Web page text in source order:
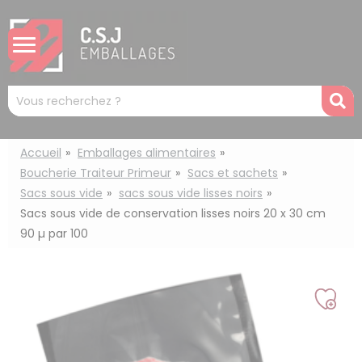
Mots
clés
:
Accueil
Emballages alimentaires
Boucherie Traiteur Primeur
Sacs et sachets
Sacs sous vide
sacs sous vide lisses noirs
Sacs sous vide de conservation lisses noirs 20 x 30 cm
90 µ par 100